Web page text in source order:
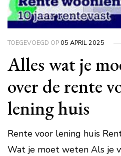
TOEGEVOEGD OP05 APRIL 2025
Alles wat je
over de rente
lening huis
Rente voor lening huis
Wat je moet weten Als je